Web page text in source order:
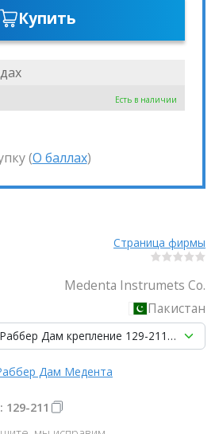
Купить
Есть в наличии
(О баллах)
Страница фирмы
Medenta Instrumets Co.
Пакистан
Раббер Дам крепление 129-211,
Дам Медента
211